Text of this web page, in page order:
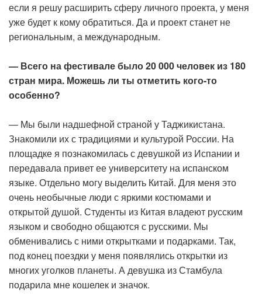
если я решу расширить сферу личного проекта, у меня
уже будет к кому обратиться. Да и проект станет не
региональным, а международным.
— Всего на фестивале было 20 000 человек из 180
стран мира. Можешь ли ты отметить кого-то
особенно?
— Мы были надшефной страной у Таджикистана.
Знакомили их с традициями и культурой России. На
площадке я познакомилась с девушкой из Испании и
передавала привет ее университету на испанском
языке. Отдельно могу выделить Китай. Для меня это
очень необычные люди с яркими костюмами и
открытой душой. Студенты из Китая владеют русским
языком и свободно общаются с русскими. Мы
обменивались с ними открытками и подарками. Так,
под конец поездки у меня появлялись открытки из
многих уголков планеты. А девушка из Стамбула
подарила мне кошелек и значок.